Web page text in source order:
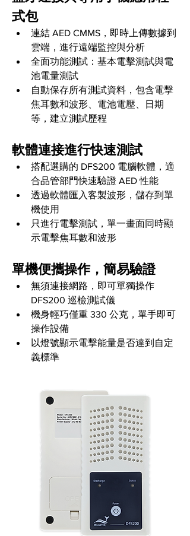
式包
連結 AED CMMS，即時上傳數據到
雲端，進行遠端監控與分析
全面功能測試：基本電擊測試與電
池電量測試
自動保存所有測試資料，包含電擊
焦耳數和波形、電池電壓、日期
等，建立測試歷程
軟體連接進行快速測試
搭配選購的 DFS200 電腦軟體，適
合品管部門快速驗證 AED 性能
透過軟體匯入客製波形，儲存到單
機使用
只進行電擊測試，單一畫面同時顯
示電擊焦耳數和波形
單機便攜操作，簡易驗證
無須連接網路，即可單獨操作
DFS200 巡檢測試儀
機身輕巧僅重 330 公克，單手即可
操作設備
以燈號顯示電擊能量是否達到自定
義標準